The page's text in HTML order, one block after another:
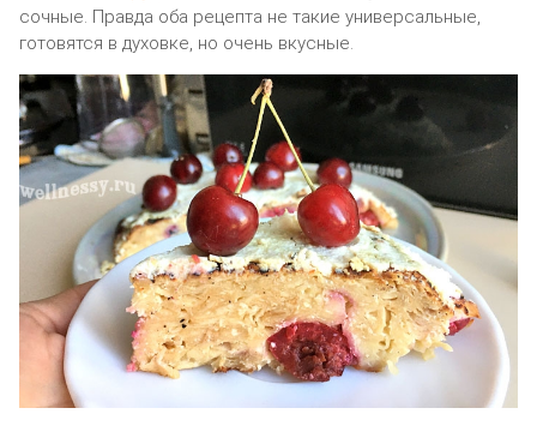
сочные. Правда оба рецепта не такие универсальные,
готовятся в духовке, но очень вкусные.